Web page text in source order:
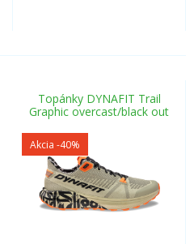
Topánky DYNAFIT Trail
Graphic overcast/black out
Akcia -40%